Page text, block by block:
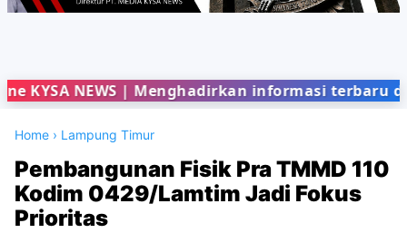
NEWS | Menghadirkan informasi terbaru dari
Home › Lampung Timur
Pembangunan Fisik Pra TMMD 110
Kodim 0429/Lamtim Jadi Fokus
Prioritas